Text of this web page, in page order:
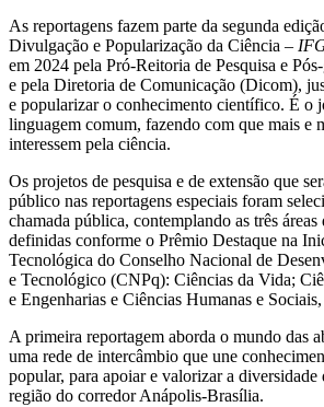
As reportagens fazem parte da segunda
Divulgação e Popularização da Ciência –
em 2024 pela Pró-Reitoria de Pesquisa e
e pela Diretoria de Comunicação (Dicom),
e popularizar o conhecimento científico. É o
linguagem comum, fazendo com que mais e
interessem pela ciência.
Os projetos de pesquisa e de extensão que
público nas reportagens especiais foram
chamada pública, contemplando as três
definidas conforme o Prêmio Destaque na
Tecnológica do Conselho Nacional de
e Tecnológico (CNPq): Ciências da Vida;
e Engenharias e Ciências Humanas e
A primeira reportagem aborda o mundo das
uma rede de intercâmbio que une
popular, para apoiar e valorizar a
região do corredor Anápolis-Brasília.